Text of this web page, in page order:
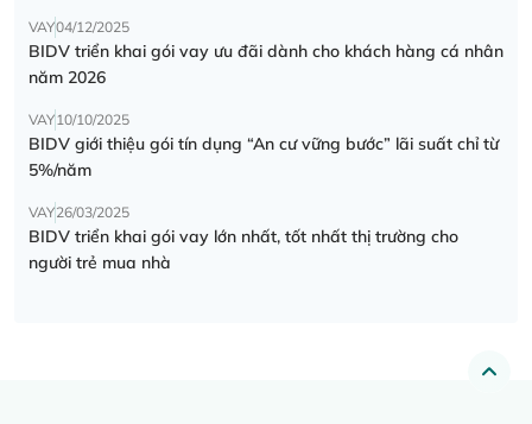
VAY04/12/2025
BIDV triển khai gói vay ưu đãi dành cho khách hàng cá nhân
năm 2026
VAY10/10/2025
BIDV giới thiệu gói tín dụng “An cư vững bước” lãi suất chỉ từ
5%/năm
VAY26/03/2025
BIDV triển khai gói vay lớn nhất, tốt nhất thị trường cho
người trẻ mua nhà